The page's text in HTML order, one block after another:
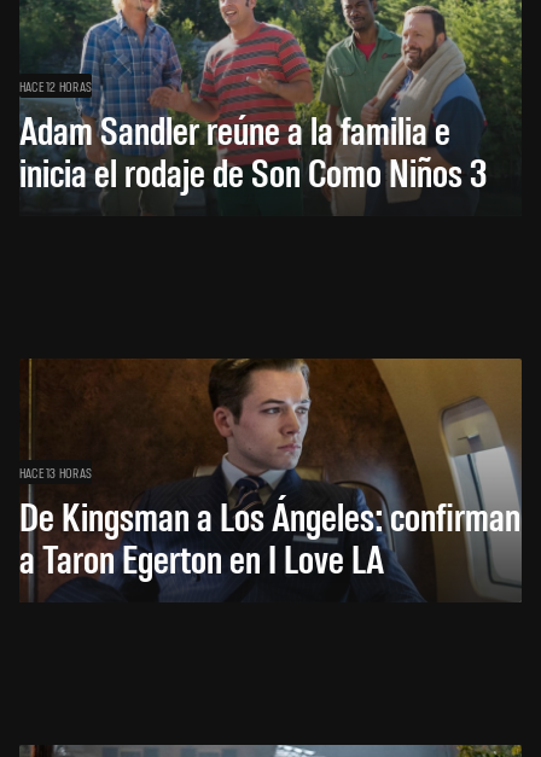
HACE 12 HORAS
Adam Sandler reúne a la familia e
inicia el rodaje de Son Como Niños 3
HACE 13 HORAS
De Kingsman a Los Ángeles: confirman
a Taron Egerton en I Love LA